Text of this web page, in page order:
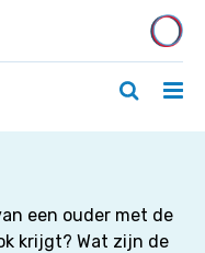
/
Zoeken
/
een ouder met de
krijgt? Wat zijn de